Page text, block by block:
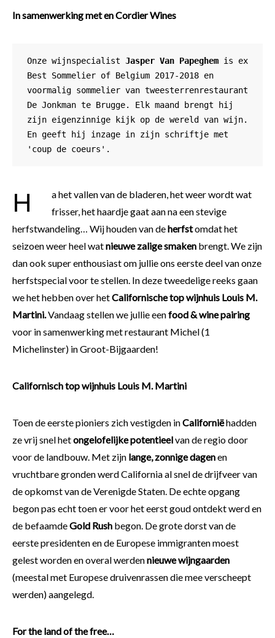
In samenwerking met en Cordier Wines
Onze wijnspecialist Jasper Van Papeghem is ex
Best Sommelier of Belgium 2017-2018 en
voormalig sommelier van tweesterrenrestaurant
De Jonkman te Brugge. Elk maand brengt hij
zijn eigenzinnige kijk op de wereld van wijn.
En geeft hij inzage in zijn schriftje met
'coup de coeurs'.
Ha het vallen van de bladeren, het weer wordt wat
frisser, het haardje gaat aan na een stevige
herfstwandeling… Wij houden van deherfstomdat het
seizoen weer heel watnieuwe zalige smaken brengt. We zijn
dan ook super enthousiast om jullie ons eerste deel van onze
herfstspecial voor te stellen. In deze tweedelige reeks gaan
we het hebben over hetCalifornische top wijnhuis Louis M.
Martini.Vandaag stellen we jullie eenfood & wine pairing
voor in samenwerking met restaurant Michel (1
Michelinster) in Groot-Bijgaarden!
Californisch top wijnhuis Louis M. Martini
Toen de eerste pioniers zich vestigden inCaliforniëhadden
ze vrij snel hetongelofelijke potentieelvan de regio door
voor de landbouw. Met zijn lange, zonnige dagenen
vruchtbare gronden werd California al snel de drijfveer van
de opkomst van de Verenigde Staten. De echte opgang
begon pas echt toen er voor het eerst goud ontdekt werd en
de befaamdeGold Rush begon. De grote dorst van de
eerste presidenten en de Europese immigranten moest
gelest worden en overal werdennieuwe wijngaarden
(meestal met Europese druivenrassen die mee verscheept
werden) aangelegd.
For the land of the free…